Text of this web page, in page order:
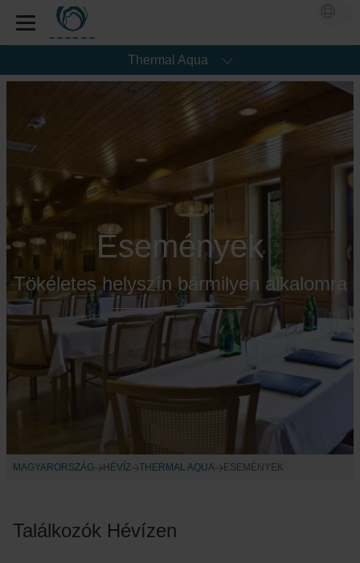
Thermal Aqua
Események
Tökéletes helyszín bármilyen alkalomra
MAGYARORSZÁG HÉVÍZ THERMAL AQUA ESEMÉNYEK
Találkozók Hévízen